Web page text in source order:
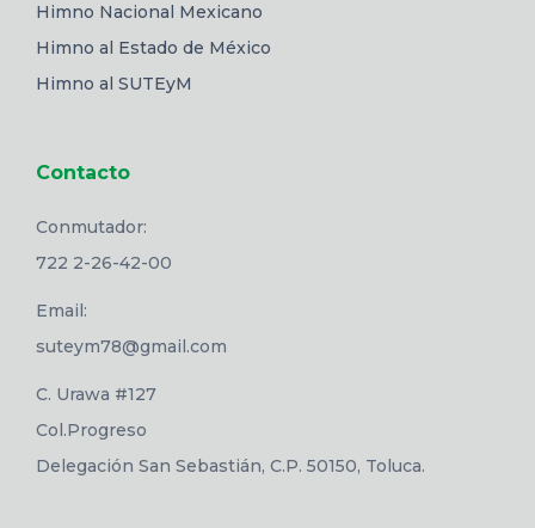
Himno Nacional Mexicano
Himno al Estado de México
Himno al SUTEyM
Contacto
Conmutador:
722 2-26-42-00
Email:
suteym78@gmail.com
C. Urawa #127
Col.Progreso
Delegación San Sebastián, C.P. 50150, Toluca.